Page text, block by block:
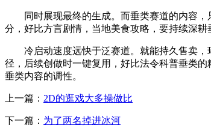
同时展现最终的生成。而垂类赛道的内容，
分，好比方言剧情，当地美食攻略，要持续深耕
冷启动速度远快于泛赛道。就能持久售卖，
径，后续创做时一键复用，好比法令科普垂类
垂类内容的调性。
上一篇： 2D的逛戏大多操做比
下一篇： 为了两名掉进冰河